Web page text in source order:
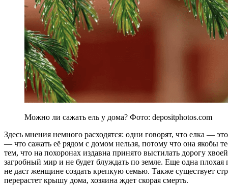
Можно ли сажать ель у дома? Фото: depositphotos.com
Здесь мнения немного расходятся: одни говорят, что елка —
— что сажать её рядом с домом нельзя, потому что она якобы
тем, что на похоронах издавна принято выстилать дорогу
загробный мир и не будет блуждать по земле. Еще одна
не даст женщине создать крепкую семью. Также существует
перерастет крышу дома, хозяина ждет скорая смерть.